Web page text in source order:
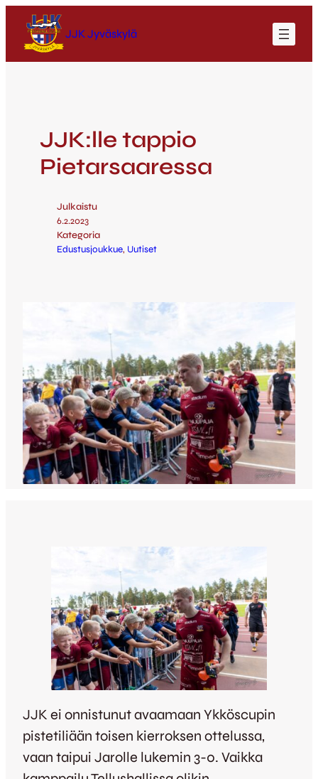
JJK Jyväskylä
JJK:lle tappio
Pietarsaaressa
Julkaistu
6.2.2023
Kategoria
Edustusjoukkue, Uutiset
JJK ei onnistunut avaamaan Ykköscupin
pistetiliään toisen kierroksen ottelussa,
vaan taipui Jarolle lukemin 3-0. Vaikka